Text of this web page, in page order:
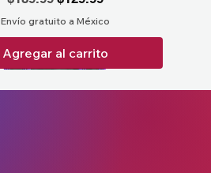
Envío gratuito a México
Agregar al carrito